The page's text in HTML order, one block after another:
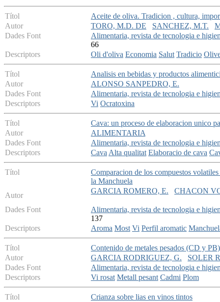
Títol
Aceite de oliva. Tradicion , cultura,
Autor
TORO, M.D. DE SANCHEZ, M.T.
Dades Font
Alimentaria, revista de tecnologia e
66
Descriptors
Oli d'oliva Economia Salut Tradicio
Títol
Analisis en bebidas y productos
Autor
ALONSO SANPEDRO, E.
Dades Font
Alimentaria, revista de tecnologia e
Descriptors
Vi Ocratoxina
Títol
Cava: un proceso de elaboracion unico
Autor
ALIMENTARIA
Dades Font
Alimentaria, revista de tecnologia e
Descriptors
CavaAlta qualitat Elaboracio de cava
Títol
Comparacion de los compuestos
la Manchuela
Autor
GARCIA ROMERO, E. CHACON
Dades Font
Alimentaria, revista de tecnologia e
137
Descriptors
Aroma Most Vi Perfil aromatic
Títol
Contenido de metales pesados (CD y
Autor
GARCIA RODRIGUEZ, G.
SOLER
Dades Font
Alimentaria, revista de tecnologia e
Descriptors
Vi rosat Metall pesant Cadmi Plom
Títol
Crianza sobre lias en vinos tintos